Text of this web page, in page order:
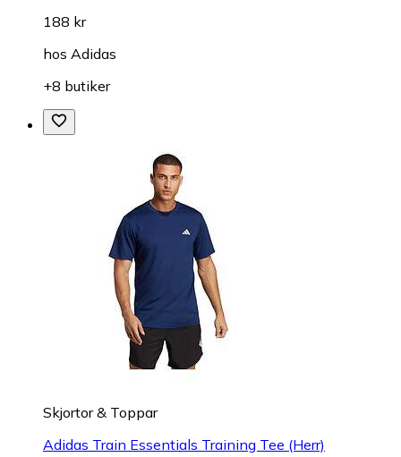
188 kr
hos Adidas
+8 butiker
Skjortor & Toppar
Adidas Train Essentials Training Tee (Herr)